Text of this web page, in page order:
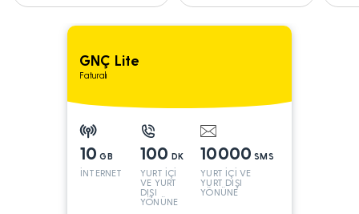
GNÇ Lite
Faturalı
10 GB
İNTERNET
100 DK
YURT İÇİ
VE YURT
DIŞI
YÖNÜNE
10000 SMS
YURT İÇİ VE
YURT DIŞI
YÖNÜNE